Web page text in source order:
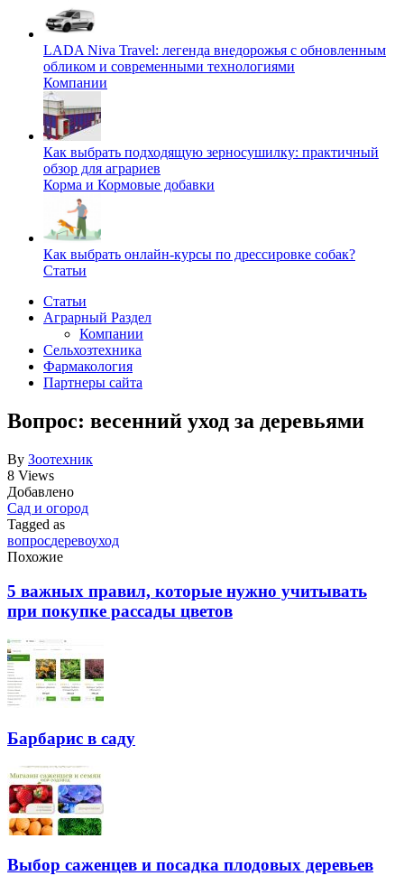
LADA Niva Travel: легенда внедорожья с обновленным
обликом и современными технологиями
Компании
Как выбрать подходящую зерносушилку: практичный
обзор для аграриев
Корма и Кормовые добавки
Как выбрать онлайн-курсы по дрессировке собак?
Статьи
Статьи
Аграрный Раздел
Компании
Сельхозтехника
Фармакология
Партнеры сайта
Вопрос: весенний уход за деревьями
By Зоотехник
8 Views
Добавлено
Сад и огород
Tagged as
вопросдеревоуход
Похожие
5 важных правил, которые нужно учитывать
при покупке рассады цветов
Барбарис в саду
Выбор саженцев и посадка плодовых деревьев